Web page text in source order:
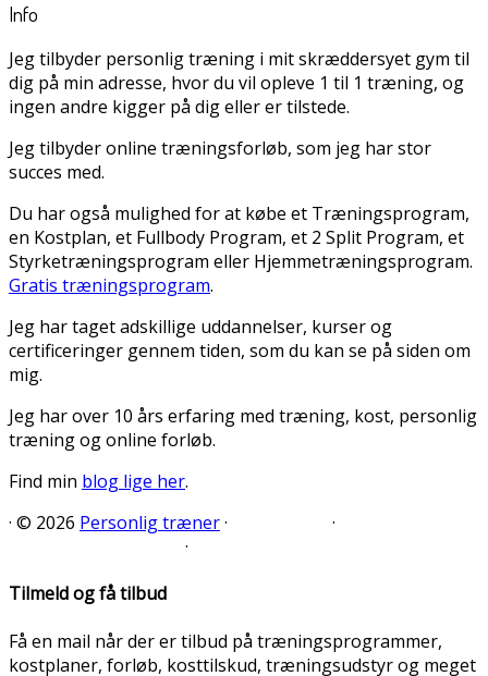
Info
Jeg tilbyder personlig træning i mit skræddersyet gym til
dig på min adresse, hvor du vil opleve 1 til 1 træning, og
ingen andre kigger på dig eller er tilstede.
Jeg tilbyder online træningsforløb, som jeg har stor
succes med.
Du har også mulighed for at købe et Træningsprogram,
en Kostplan, et Fullbody Program, et 2 Split Program, et
Styrketræningsprogram eller Hjemmetræningsprogram.
Gratis træningsprogram.
Jeg har taget adskillige uddannelser, kurser og
certificeringer gennem tiden, som du kan se på siden om
mig.
Jeg har over 10 års erfaring med træning, kost, personlig
træning og online forløb.
Find min blog lige her.
· © 2026 Personlig træner·
·
·
Tilmeld og få tilbud
Få en mail når der er tilbud på træningsprogrammer,
kostplaner, forløb, kosttilskud, træningsudstyr og meget